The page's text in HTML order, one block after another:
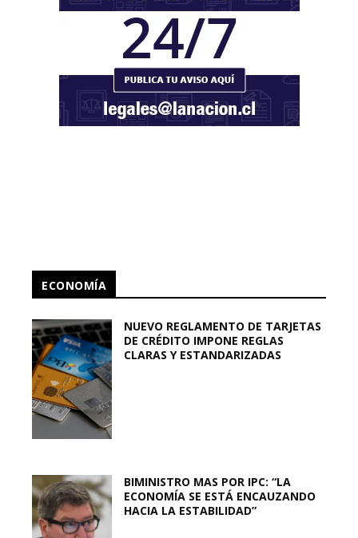
ECONOMÍA
NUEVO REGLAMENTO DE TARJETAS
DE CRÉDITO IMPONE REGLAS
CLARAS Y ESTANDARIZADAS
BIMINISTRO MAS POR IPC: “LA
ECONOMÍA SE ESTÁ ENCAUZANDO
HACIA LA ESTABILIDAD”